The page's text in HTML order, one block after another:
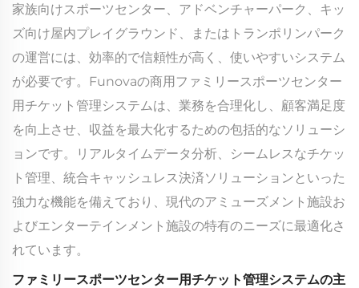
家族向けスポーツセンター、アドベンチャーパーク、キッ
ズ向け屋内プレイグラウンド、またはトランポリンパーク
の運営には、効率的で信頼性が高く、使いやすいシステム
が必要です。Funovaの商用ファミリースポーツセンター
用チケット管理システムは、業務を合理化し、顧客満足度
を向上させ、収益を最大化するための包括的なソリューシ
ョンです。リアルタイムデータ分析、シームレスなチケッ
ト管理、統合キャッシュレス決済ソリューションといった
強力な機能を備えており、現代のアミューズメント施設お
よびエンターテインメント施設の特有のニーズに最適化さ
れています。
ファミリースポーツセンター用チケット管理システムの主